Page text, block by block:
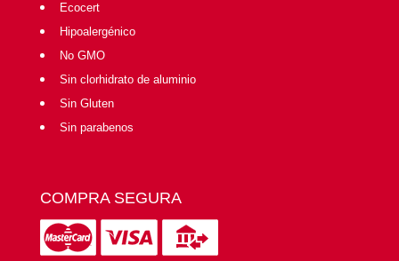
Ecocert
Hipoalergénico
No GMO
Sin clorhidrato de aluminio
Sin Gluten
Sin parabenos
COMPRA SEGURA